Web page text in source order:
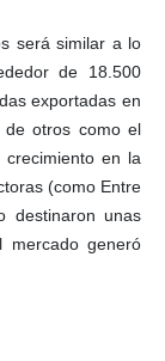
será similar a lo
de 18.500
exportadas en
de otros como el
en la
(como Entre
destinaron unas
mercado generó